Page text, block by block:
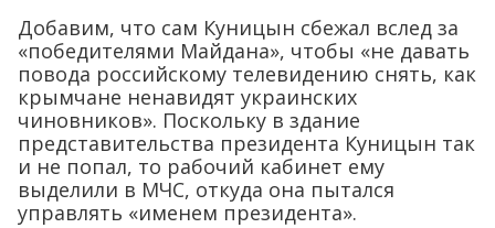
Добавим, что сам Куницын сбежал вслед за
«победителями Майдана», чтобы «не давать
повода российскому телевидению снять, как
крымчане ненавидят украинских
чиновников». Поскольку в здание
представительства президента Куницын так
и не попал, то рабочий кабинет ему
выделили в МЧС, откуда она пытался
управлять «именем президента».